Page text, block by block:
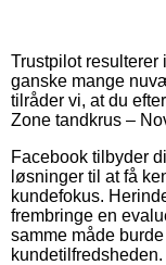
Trustpilot
ganske mange
tilråder vi, at du
Zone tandkrus –
Facebook tilbyder
løsninger til at få
kundefokus.
frembringe en
samme måde
kundetilfredsheden.